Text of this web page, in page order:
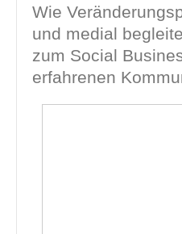
Wie
und medial
zum Social
erfahrenen